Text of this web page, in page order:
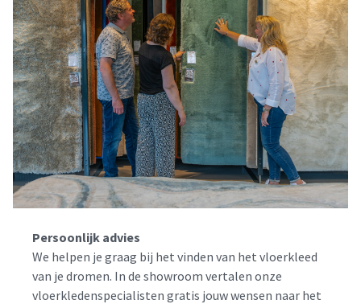
Persoonlijk advies
We helpen je graag bij het vinden van het vloerkleed
van je dromen. In de showroom vertalen onze
vloerkledenspecialisten gratis jouw wensen naar het